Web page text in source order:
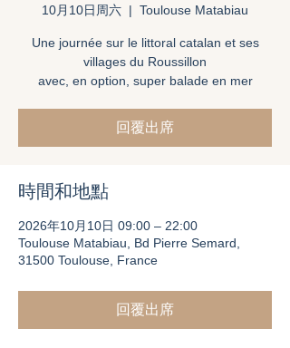
10月10日周六
  |
Toulouse Matabiau
Une journée sur le littoral catalan et ses
villages du Roussillon
avec, en option, super balade en mer
回覆出席
時間和地點
2026年10月10日 09:00 – 22:00
Toulouse Matabiau, Bd Pierre Semard,
31500 Toulouse, France
回覆出席